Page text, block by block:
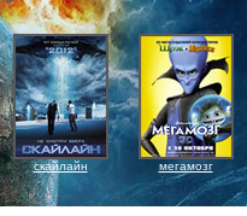
скайлайн мегамозг